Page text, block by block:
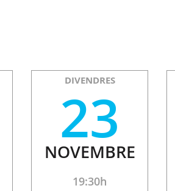
DIVENDRES
23
NOVEMBRE
19:30h